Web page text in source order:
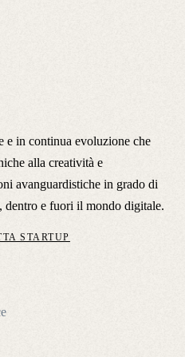
e in continua evoluzione che
alla creatività e
avanguardistiche in grado di
dentro e fuori il mondo digitale.
STARTUP